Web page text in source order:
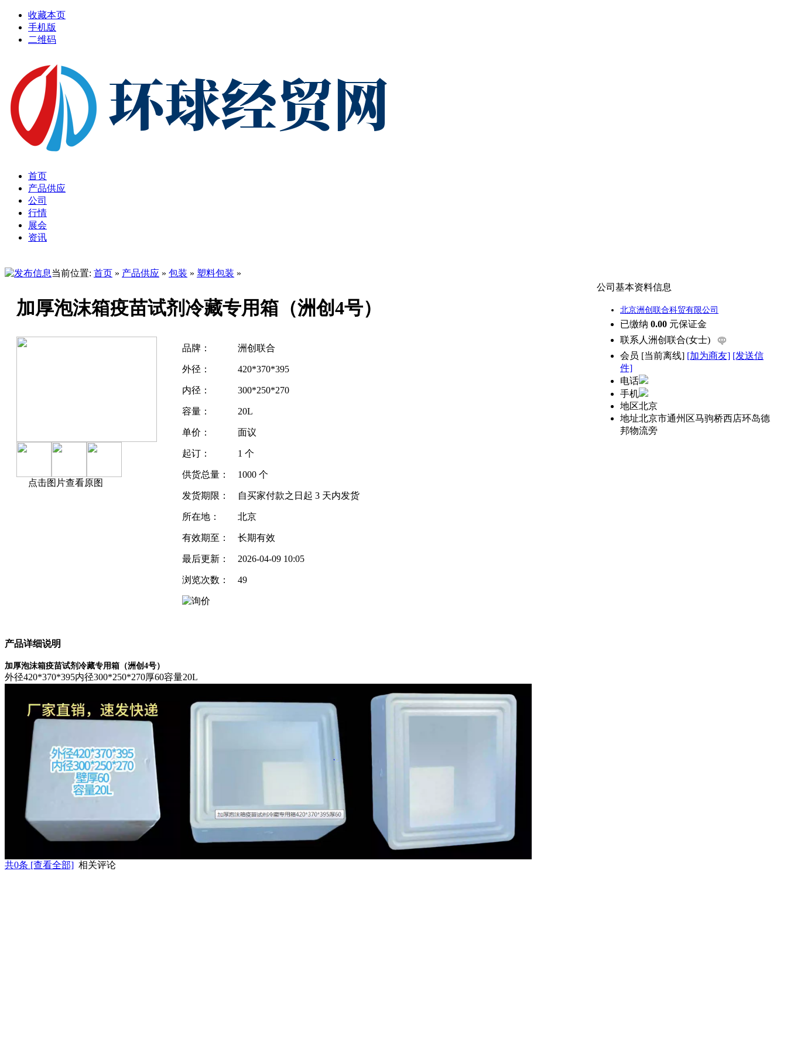
收藏本页
手机版
二维码
首页
产品供应
公司
行情
展会
资讯
当前位置: 首页 » 产品供应 » 包装 » 塑料包装 »
加厚泡沫箱疫苗试剂冷藏专用箱（洲创4号）
点击图片查看原图
品牌： 洲创联合
外径： 420*370*395
内径： 300*250*270
容量： 20L
单价： 面议
起订： 1 个
供货总量： 1000 个
发货期限： 自买家付款之日起 3 天内发货
所在地： 北京
有效期至： 长期有效
最后更新： 2026-04-09 10:05
浏览次数： 49
公司基本资料信息
北京洲创联合科贸有限公司
已缴纳 0.00 元保证金
联系人 洲创联合(女士)
会员 [当前离线] [加为商友] [发送信
件]
电话
手机
地区北京
地址北京市通州区马驹桥西店环岛德
邦物流旁
产品详细说明
加厚泡沫箱疫苗试剂冷藏专用箱（洲创4号）
外径420*370*395内径300*250*270厚60容量20L
共0条 [查看全部] 相关评论